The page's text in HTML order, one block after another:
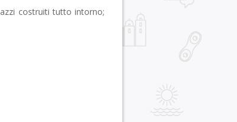
costruiti tutto intorno;